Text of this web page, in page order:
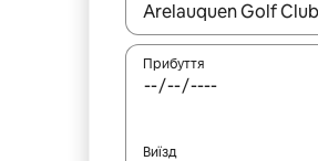
Отримавши результати
Прибуття
Виїзд